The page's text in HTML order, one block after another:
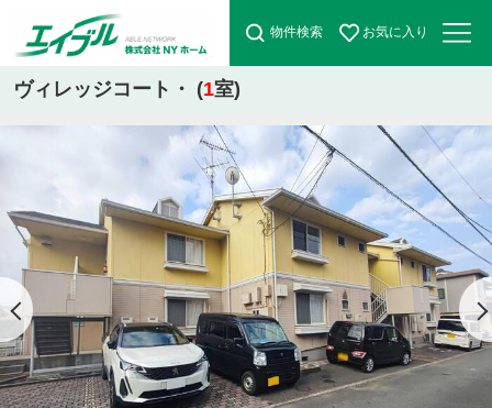
物件検索 お気に入り
ヴィレッジコート・ (1室)